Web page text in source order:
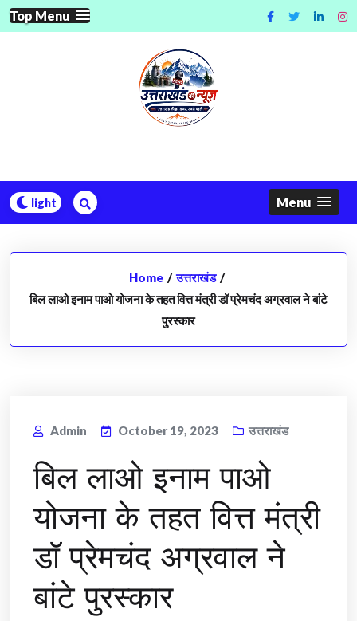
Skip
to
Top Menu
Menu
Home / उत्तराखंड /
बिल लाओ इनाम पाओ योजना के तहत वित्त मंत्री डॉ प्रेमचंद अग्रवाल ने बांटे
पुरस्कार
Admin October 19, 2023 उत्तराखंड
बिल लाओ इनाम पाओ
योजना के तहत वित्त मंत्री
डॉ प्रेमचंद अग्रवाल ने
बांटे पुरस्कार